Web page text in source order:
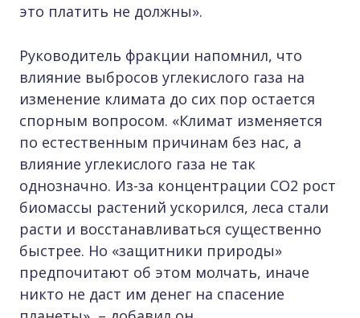
это платить не должны».
Руководитель фракции напомнил, что
влияние выбросов углекислого газа на
изменение климата до сих пор остается
спорным вопросом. «Климат изменяется
по естественным причинам без нас, а
влияние углекислого газа не так
однозначно. Из-за концентрации CO2 рост
биомассы растений ускорился, леса стали
расти и восстанавливаться существенно
быстрее. Но «защитники природы»
предпочитают об этом молчать, иначе
никто не даст им денег на спасение